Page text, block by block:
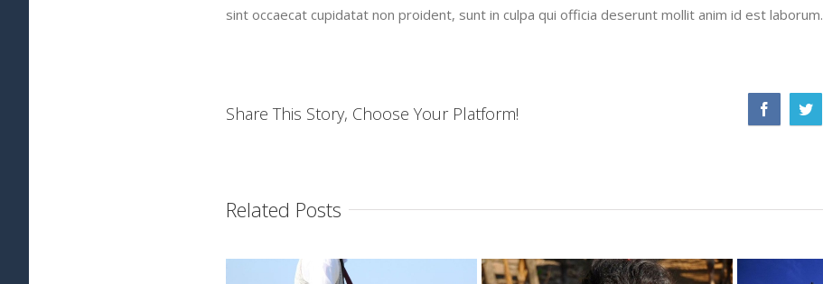
sint occaecat cupidatat non proident, sunt in culpa qui officia deserunt mollit anim id est laborum.
Share This Story, Choose Your Platform!
Related Posts